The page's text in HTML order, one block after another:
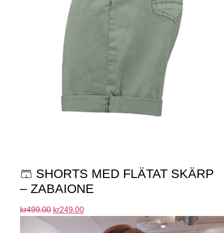
🩳 SHORTS MED FLÄTAT SKÄRP
– ZABAIONE
kr499.00 kr249.00